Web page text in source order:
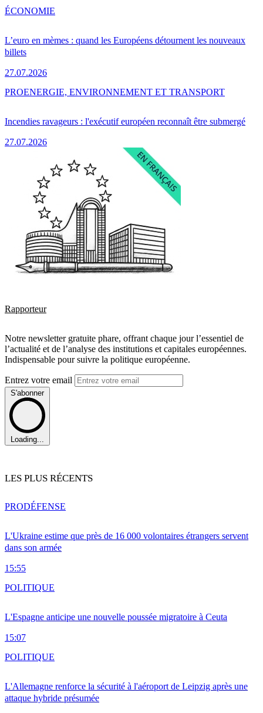
L’euro en mèmes : quand les Européens détournent les nouveaux
billets
27.07.2026
ÉCONOMIE
Incendies ravageurs : l'exécutif européen reconnaît être submergé
27.07.2026
PROENERGIE, ENVIRONNEMENT ET TRANSPORT
Rapporteur
Notre newsletter gratuite phare, offrant chaque jour l’essentiel de
l’actualité et de l’analyse des institutions et capitales européennes.
Indispensable pour suivre la politique européenne.
Entrez votre email
S'abonner
Loading...
LES PLUS RÉCENTS
L'Ukraine estime que près de 16 000 volontaires étrangers servent
dans son armée
15:55
PRODÉFENSE
L'Espagne anticipe une nouvelle poussée migratoire à Ceuta
15:07
POLITIQUE
L'Allemagne renforce la sécurité à l'aéroport de Leipzig après une
attaque hybride présumée
POLITIQUE